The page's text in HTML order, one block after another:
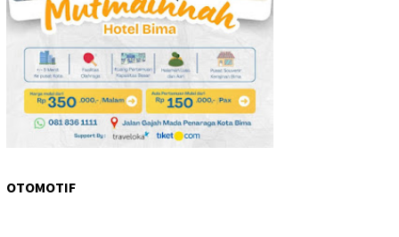
OTOMOTIF